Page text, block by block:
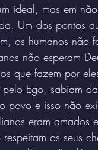
ideal, mas em
Um dos pontos
os humanos não
não esperam
que fazem por
Ego, sabiam
povo e isso não
eram
os seus